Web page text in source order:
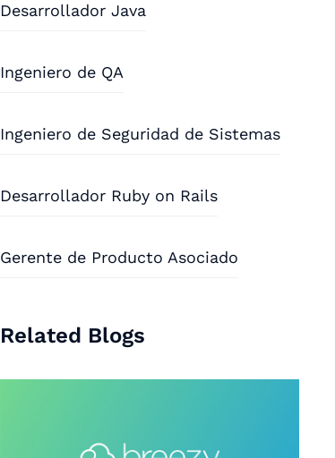
Desarrollador Java
Ingeniero de QA
Ingeniero de Seguridad de Sistemas
Desarrollador Ruby on Rails
Gerente de Producto Asociado
Related Blogs